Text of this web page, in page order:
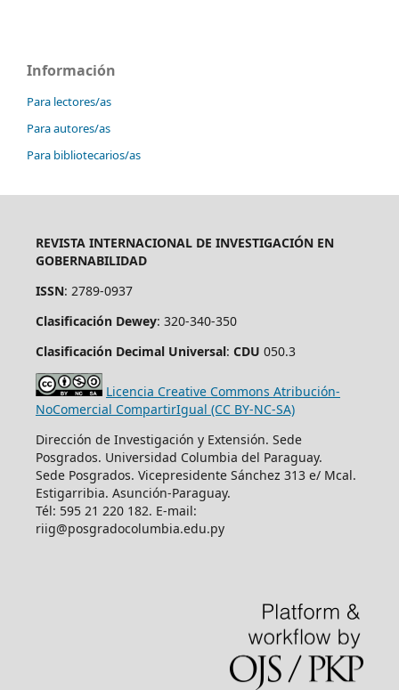
Información
Para lectores/as
Para autores/as
Para bibliotecarios/as
REVISTA INTERNACIONAL DE INVESTIGACIÓN EN
GOBERNABILIDAD
ISSN: 2789-0937
Clasificación Dewey: 320-340-350
Clasificación Decimal Universal: CDU 050.3
Licencia Creative Commons Atribución-
NoComercial CompartirIgual (CC BY-NC-SA)
Dirección de Investigación y Extensión. Sede
Posgrados. Universidad Columbia del Paraguay.
Sede Posgrados. Vicepresidente Sánchez 313 e/ Mcal.
Estigarribia. Asunción-Paraguay.
Tél: 595 21 220 182. E-mail:
riig@posgradocolumbia.edu.py